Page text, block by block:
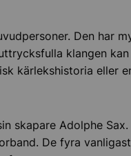
Den har
klangen
kärlekshistoria eller
skapare Adolphe
De fyra